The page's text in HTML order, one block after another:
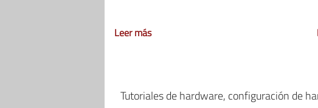
Leer más
Tutoriales de hardware, configuración de